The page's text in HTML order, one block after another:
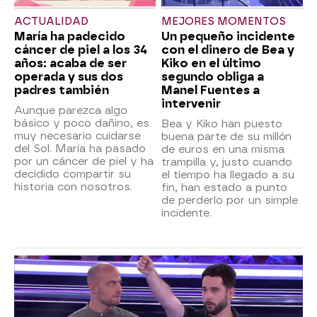
ACTUALIDAD
María ha padecido
cáncer de piel a los 34
años: acaba de ser
operada y sus dos
padres también
Aunque parezca algo
básico y poco dañino, es
muy necesario cuidarse
del Sol. María ha pasado
por un cáncer de piel y ha
decidido compartir su
historia con nosotros.
MEJORES MOMENTOS
Un pequeño incidente
con el dinero de Bea y
Kiko en el último
segundo obliga a
Manel Fuentes a
intervenir
Bea y Kiko han puesto
buena parte de su millón
de euros en una misma
trampilla y, justo cuando
el tiempo ha llegado a su
fin, han estado a punto
de perderlo por un simple
incidente.